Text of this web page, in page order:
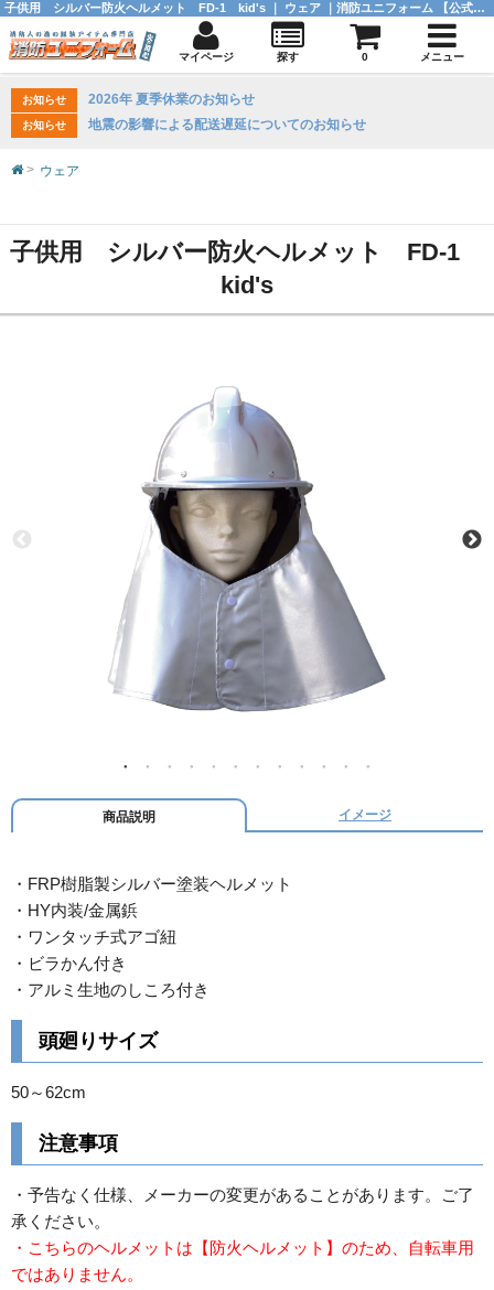
お知らせ 2026年 夏季休業のお知らせ
お知らせ 地震の影響による配送遅延についてのお知らせ
ウェア
子供用 シルバー防火ヘルメット FD-1
kid's
商品説明 イメージ
・FRP樹脂製シルバー塗装ヘルメット
・HY内装/金属鋲
・ワンタッチ式アゴ紐
・ビラかん付き
・アルミ生地のしころ付き
頭廻りサイズ
50～62cm
注意事項
・予告なく仕様、メーカーの変更があることがあります。ご了
承ください。
・こちらのヘルメットは【防火ヘルメット】のため、自転車用
ではありません。
子供用 シルバー防火ヘルメット FD-1 kid's ｜ ウェア ｜消防ユニフォーム 【公式オンラインショップ】
マイページ 探す 0 メニュー